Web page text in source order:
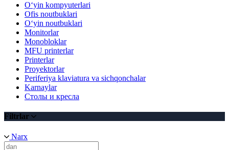
O‘yin kompyuterlari
Ofis noutbuklari
O‘yin noutbuklari
Monitorlar
Monobloklar
MFU printerlar
Printerlar
Proyektorlar
Periferiya klaviatura va sichqonchalar
Karnaylar
Столы и кресла
Filtrlar
Narx